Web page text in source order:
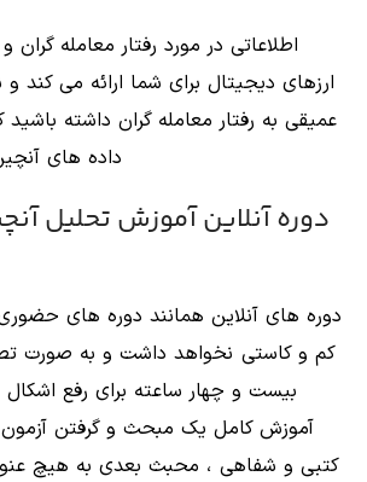
اطلاعاتی در مورد رفتار معامله گران و
ارزهای دیجیتال برای شما ارائه می کند
عمیقی به رفتار معامله گران داشته
داده های
دوره های آنلاین همانند دوره های
کم و کاستی نخواهد داشت و به صورت
بیست و چهار ساعته برای رفع اشکال
آموزش کامل یک مبحث و گرفتن
کتبی و شفاهی ، محبث بعدی به هیچ